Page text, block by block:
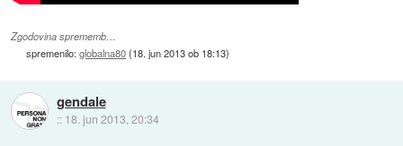
Zgodovina sprememb…
spremenilo:globalna80(18. jun 2013 ob 18:13)
gendale
:: 18. jun 2013, 20:34